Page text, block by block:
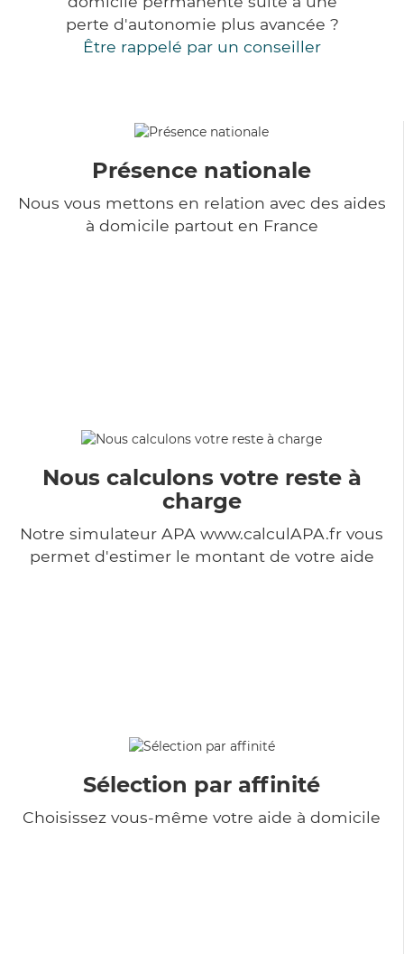
perte d'autonomie plus avancée ?
Être rappelé par un conseiller
Présence nationale
Nous vous mettons en relation avec des aides
à domicile partout en France
Nous calculons votre reste à
charge
Notre simulateur APA www.calculAPA.fr vous
permet d'estimer le montant de votre aide
Sélection par affinité
Choisissez vous-même votre aide à domicile